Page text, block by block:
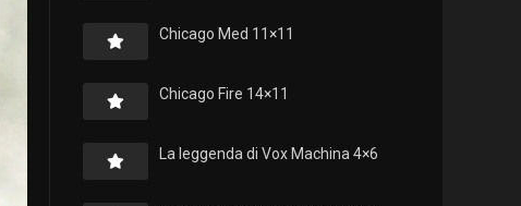
Chicago Med 11×11
Chicago Fire 14×11
La leggenda di Vox Machina 4×6